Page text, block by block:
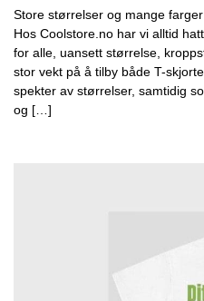
Store størrelser og mange
Hos Coolstore.no har vi alltid
for alle, uansett størrelse,
stor vekt på å tilby både T-
spekter av størrelser, samtidig
og […]